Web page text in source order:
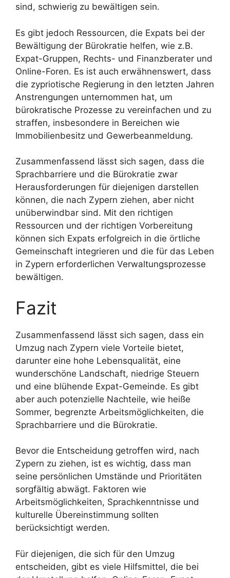
sind, schwierig zu bewältigen sein.
Es gibt jedoch Ressourcen, die Expats bei der
Bewältigung der Bürokratie helfen, wie z.B.
Expat-Gruppen, Rechts- und Finanzberater und
Online-Foren. Es ist auch erwähnenswert, dass
die zypriotische Regierung in den letzten Jahren
Anstrengungen unternommen hat, um
bürokratische Prozesse zu vereinfachen und zu
straffen, insbesondere in Bereichen wie
Immobilienbesitz und Gewerbeanmeldung.
Zusammenfassend lässt sich sagen, dass die
Sprachbarriere und die Bürokratie zwar
Herausforderungen für diejenigen darstellen
können, die nach Zypern ziehen, aber nicht
unüberwindbar sind. Mit den richtigen
Ressourcen und der richtigen Vorbereitung
können sich Expats erfolgreich in die örtliche
Gemeinschaft integrieren und die für das Leben
in Zypern erforderlichen Verwaltungsprozesse
bewältigen.
Fazit
Zusammenfassend lässt sich sagen, dass ein
Umzug nach Zypern viele Vorteile bietet,
darunter eine hohe Lebensqualität, eine
wunderschöne Landschaft, niedrige Steuern
und eine blühende Expat-Gemeinde. Es gibt
aber auch potenzielle Nachteile, wie heiße
Sommer, begrenzte Arbeitsmöglichkeiten, die
Sprachbarriere und die Bürokratie.
Bevor die Entscheidung getroffen wird, nach
Zypern zu ziehen, ist es wichtig, dass man
seine persönlichen Umstände und Prioritäten
sorgfältig abwägt. Faktoren wie
Arbeitsmöglichkeiten, Sprachkenntnisse und
kulturelle Übereinstimmung sollten
berücksichtigt werden.
Für diejenigen, die sich für den Umzug
entscheiden, gibt es viele Hilfsmittel, die bei